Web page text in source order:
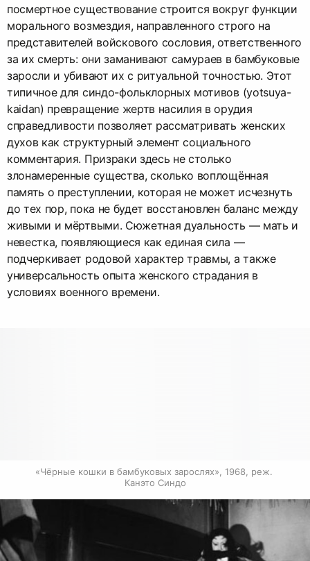
посмертное существование строится вокруг функции
морального возмездия, направленного строго на
представителей войскового сословия, ответственного
за их смерть: они заманивают самураев в бамбуковые
заросли и убивают их с ритуальной точностью. Этот
типичное для синдо-фольклорных мотивов (yotsuya-
kaidan) превращение жертв насилия в орудия
справедливости позволяет рассматривать женских
духов как структурный элемент социального
комментария. Призраки здесь не столько
злонамеренные существа, сколько воплощённая
память о преступлении, которая не может исчезнуть
до тех пор, пока не будет восстановлен баланс между
живыми и мёртвыми. Сюжетная дуальность — мать и
невестка, появляющиеся как единая сила —
подчеркивает родовой характер травмы, а также
универсальность опыта женского страдания в
условиях военного времени.
«Чёрные кошки в бамбуковых зарослях», 1968, реж.
Канэто Синдо